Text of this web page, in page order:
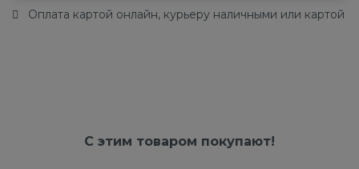
Оплата картой онлайн, курьеру наличными или картой
С этим товаром покупают!